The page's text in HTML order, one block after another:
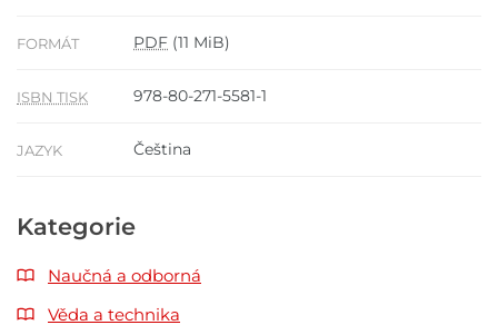
FORMÁT PDF (11 MiB)
ISBN TISK 978-80-271-5581-1
JAZYK Čeština
Kategorie
Naučná a odborná
Věda a technika